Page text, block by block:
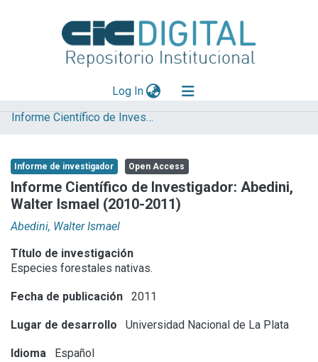
Log In(current)
Explorar
Aportar material
Statistics
Informe Científico de Investigador
Informe de investigador Open Access
Informe Científico de Investigador: Abedini,
Walter Ismael (2010-2011)
Abedini, Walter Ismael
Título de investigación
Especies forestales nativas.
Fecha de publicación 2011
Lugar de desarrollo Universidad Nacional de La Plata
Idioma Español